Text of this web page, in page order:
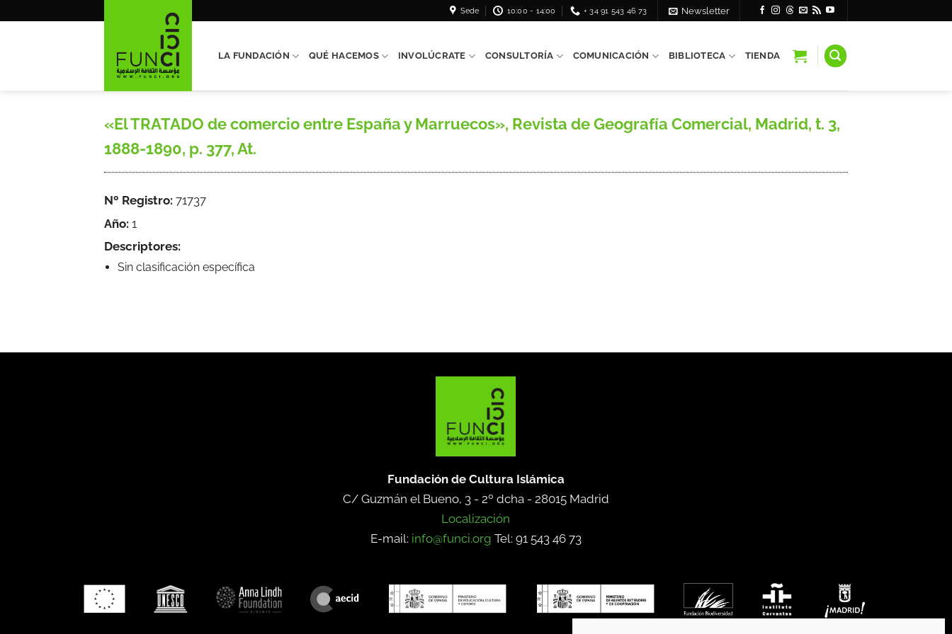
Sede 10:00 - 14:00 + 34 91 543 46 73 Newsletter
LA FUNDACIÓN QUÉ HACEMOS INVOLÚCRATE CONSULTORÍA COMUNICACIÓN BIBLIOTECA TIENDA
«El TRATADO de comercio entre España y Marruecos», Revista de Geografía Comercial, Madrid, t. 3,
1888-1890, p. 377, At.
Nº Registro: 71737
Año: 1
Descriptores:
Sin clasificación específica
Fundación de Cultura Islámica
C/ Guzmán el Bueno, 3 - 2º dcha - 28015 Madrid
Localización
E-mail: info@funci.org Tel: 91 543 46 73